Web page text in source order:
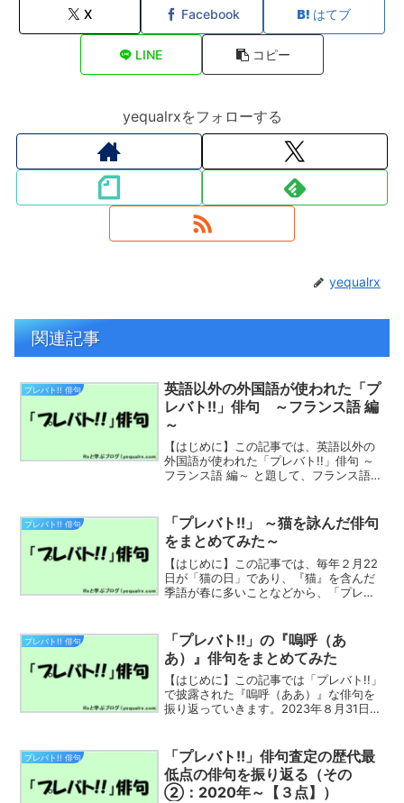
X Facebook はてブ
LINE コピー
yequalrxをフォローする
yequalrx
関連記事
プレバト!! 俳句
英語以外の外国語が使われた「プ
レバト!!」俳句 ～フランス語 編
～
【はじめに】この記事では、英語以外の
外国語が使われた「プレバト!!」俳句 ～
フランス語 編～ と題して、フランス語由
による効果を学んで行きたく思います。
皆さんの作句のご...
プレバト!! 俳句
「プレバト!!」 ～猫を詠んだ俳句
をまとめてみた～
【はじめに】この記事では、毎年２月22
日が「猫の日」であり、『猫』を含んだ
季語が春に多いことなどから、「プレバ
ます。「猫」を含んだ季語を詠んだ俳句
まず「猫」を含んだ...
プレバト!! 俳句
「プレバト!!」の『嗚呼（あ
あ）』俳句をまとめてみた
【はじめに】この記事では「プレバト!!」
で披露された『嗚呼（ああ）』な俳句を
振り返っていきます。2023年８月31日放
いう発言が夏井先生からありましたが、
実例を振り...
プレバト!! 俳句
「プレバト!!」俳句査定の歴代最
低点の俳句を振り返る（その
②：2020年～【３点】）